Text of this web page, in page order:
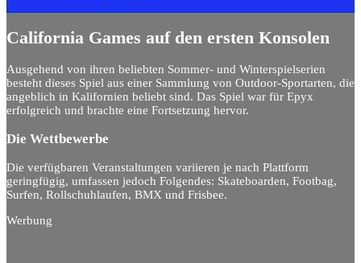
California Games auf den ersten Konsolen
Ausgehend von ihren beliebten Sommer- und Winterspielserien
besteht dieses Spiel aus einer Sammlung von Outdoor-Sportarten, die
angeblich in Kalifornien beliebt sind. Das Spiel war für Epyx
erfolgreich und brachte eine Fortsetzung hervor.
Die Wettbewerbe
Die verfügbaren Veranstaltungen variieren je nach Plattform
geringfügig, umfassen jedoch Folgendes: Skateboarden, Footbag,
Surfen, Rollschuhlaufen, BMX und Frisbee.
Werbung